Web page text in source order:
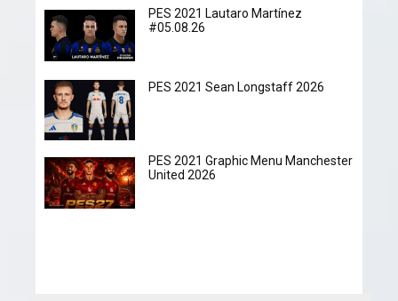
PES 2021 Lautaro Martínez
#05.08.26
PES 2021 Sean Longstaff 2026
PES 2021 Graphic Menu Manchester
United 2026